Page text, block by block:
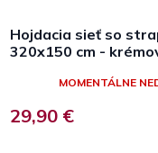
Hojdacia sieť so
320x150 cm -
MOMENTÁLNE
29,90 €